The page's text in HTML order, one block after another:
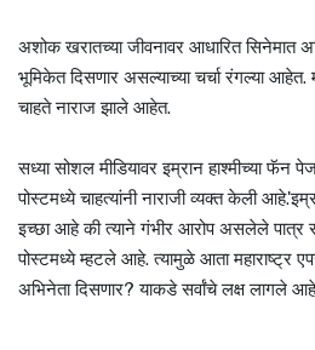
अशोक खरातच्या जीवनावर आधारित सिनेमात
भूमिकेत दिसणार असल्याच्या चर्चा रंगल्या आहेत.
चाहते नाराज झाले आहेत.
सध्या सोशल मीडियावर इम्रान हाश्मीच्या फॅन
पोस्टमध्ये चाहत्यांनी नाराजी व्यक्त केली
इच्छा आहे की त्याने गंभीर आरोप असलेले पात्र
पोस्टमध्ये म्हटले आहे. त्यामुळे आता महाराष्ट्र
अभिनेता दिसणार? याकडे सर्वांचे लक्ष लागले